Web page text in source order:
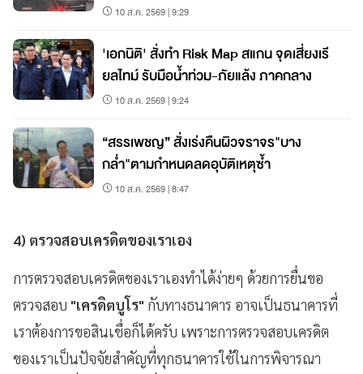
10 ส.ค. 2569 | 9:29
'เอกนิติ' สั่งทำ Risk Map สแกน จุดเสี่ยงเรี
ยลไทม์ รับมือน้ำท่วม-ภัยแล้ง ภาคกลาง
10 ส.ค. 2569 | 9:24
“สรรเพชญ” สั่งเร่งคืนผิวจราจร"บาง
กล่ำ"ตามกำหนดลดอุบัติเหตุซ้ำ
10 ส.ค. 2569 | 8:47
4) ตรวจสอบเครดิตของเราเอง
การตรวจสอบเครดิตของเราเองทำได้ง่ายๆ ด้วยการยื่นขอ
ตรวจสอบ "เครดิตบูโร" กับทางธนาคาร อาจเป็นธนาคารที่
เราต้องการขอสินเชื่อก็ได้ครับ เพราะการตรวจสอบเครดิต
ของเราเป็นปัจจัยสำคัญที่ทุกธนาคารใช้ในการพิจารณา